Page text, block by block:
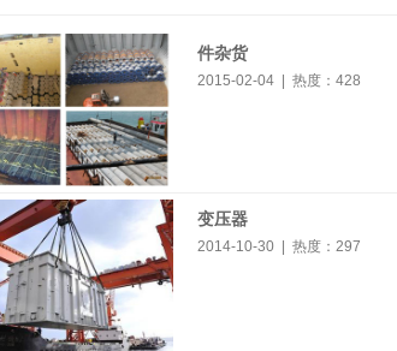
件杂货
2015-02-04 | 热度： 428
变压器
2014-10-30 | 热度： 297